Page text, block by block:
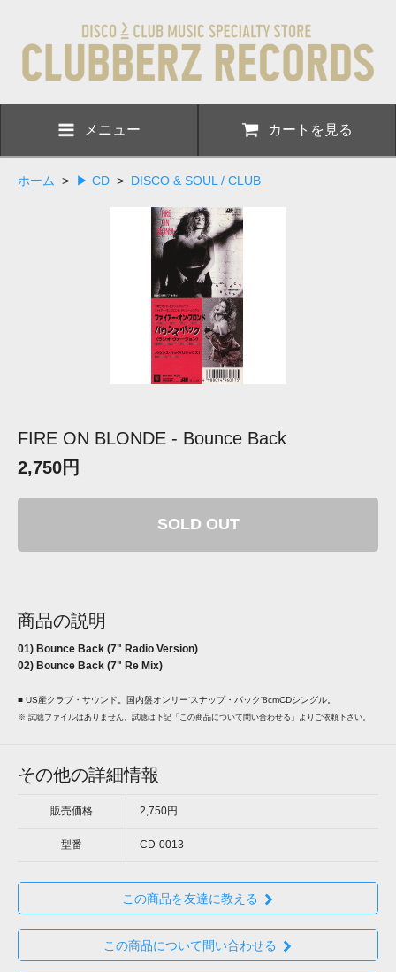
メニュー カートを見る
ホーム > ▶ CD > DISCO & SOUL / CLUB
FIRE ON BLONDE - Bounce Back
2,750円
SOLD OUT
商品の説明
01) Bounce Back (7" Radio Version)
02) Bounce Back (7" Re Mix)
■ US産クラブ・サウンド。国内盤オンリー‘スナップ・パック'8cmCDシングル。
※ 試聴ファイルはありません。試聴は下記「この商品について問い合わせる」よりご依頼下さい。
その他の詳細情報
販売価格 2,750円
型番 CD-0013
この商品を友達に教える
この商品について問い合わせる